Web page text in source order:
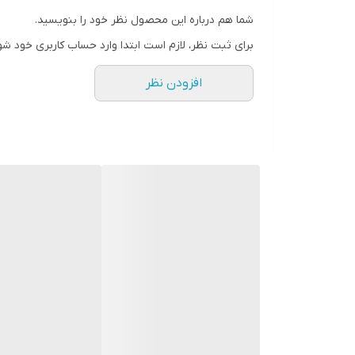
شما هم درباره این محصول نظر خود را بنویسید.
برای ثبت نظر، لازم است ابتدا وارد حساب کاربری خود
افزودن نظر